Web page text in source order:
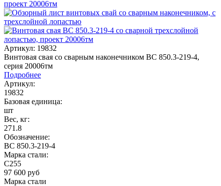
Артикул: 19832
Винтовая свая со сварным наконечником ВС 850.3-219-4,
серия 20006тм
Подробнее
Артикул:
19832
Базовая единица:
шт
Вес, кг:
271.8
Обозначение:
ВС 850.3-219-4
Марка стали:
С255
97 600 руб
Марка стали